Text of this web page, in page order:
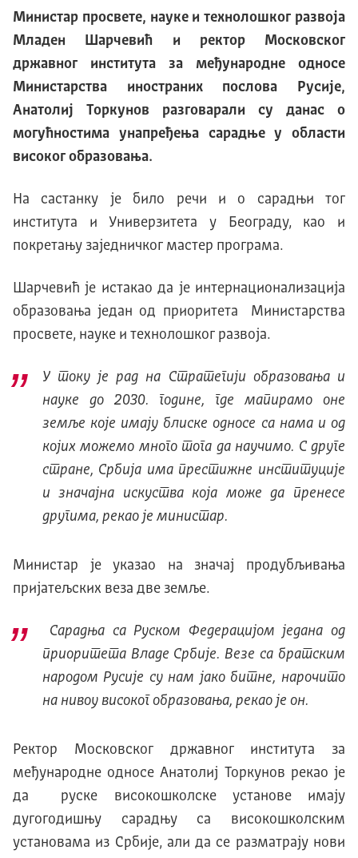
Министар просвете, науке и технолошког развоја
Младен Шарчевић и ректор Московског
државног института за међународне односе
Министарства иностраних послова Русије,
Анатолиј Торкунов разговарали су данас о
могућностима унапређења сарадње у области
високог образовања.
На састанку је било речи и о сарадњи тог
института и Универзитета у Београду, као и
покретању заједничког мастер програма.
Шарчевић је истакао да је интернационализација
образовања један од приоритета Министарства
просвете, науке и технолошког развоја.
У току је рад на Стратегији образовања и
науке до 2030. године, где мапирамо оне
земље које имају блиске односе са нама и од
којих можемо много тога да научимо. С друге
стране, Србија има престижне институције
и значајна искуства која може да пренесе
другима, рекао је министар.
Министар је указао на значај продубљивања
пријатељских веза две земље.
Сарадња са Руском Федерацијом једана од
приоритета Владе Србије. Везе са братским
народом Русије су нам јако битне, нарочито
на нивоу високог образовања, рекао је он.
Ректор Московског државног института за
међународне односе Анатолиј Торкунов рекао је
да руске високошколске установе имају
дугогодишњу сарадњу са високошколским
установама из Србије, али да се разматрају нови